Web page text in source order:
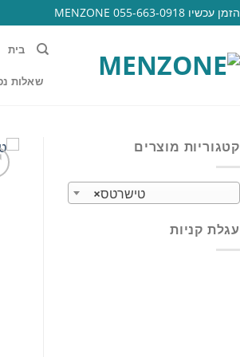
הזמן עכשיו 055-663-0918 MENZONE
בית
שאלות
קטגוריות מוצרים
×טישרטס
עגלת קניות